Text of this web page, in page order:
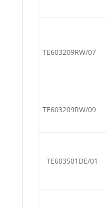
TE603209RW/07
TE603209RW/09
TE603501DE/01